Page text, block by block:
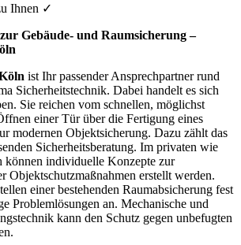
Ihnen ✓
Gebäude- und Raumsicherung –
ist Ihr passender Ansprechpartner rund
Sicherheitstechnik. Dabei handelt es sich
Sie reichen vom schnellen, möglichst
einer Tür über die Fertigung eines
modernen Objektsicherung. Dazu zählt das
Sicherheitsberatung. Im privaten wie
können individuelle Konzepte zur
Objektschutzmaßnahmen erstellt werden.
einer bestehenden Raumabsicherung fest
Problemlösungen an. Mechanische und
kann den Schutz gegen unbefugten